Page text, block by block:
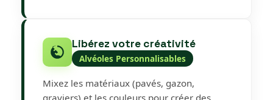
Libérez votre créativité
Alvéoles Personnalisables
Mixez les matériaux (pavés, gazon,